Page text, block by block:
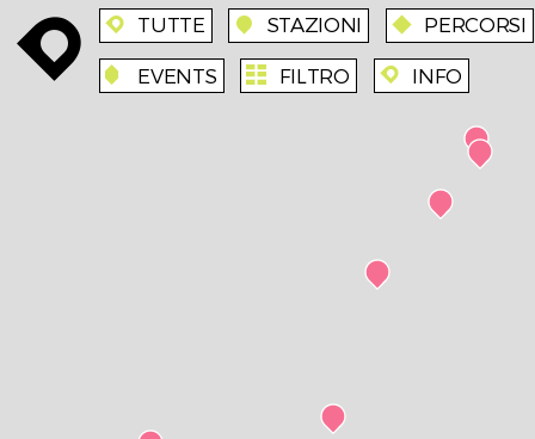
enroute enroute TUTTE station STAZIONI route PERCORSI
event EVENTS agenda FILTRO enroute INFO